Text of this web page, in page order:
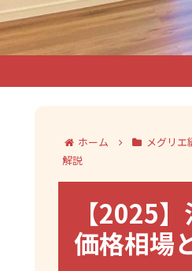
ホーム メグリエ
解説
【2025
価格相場